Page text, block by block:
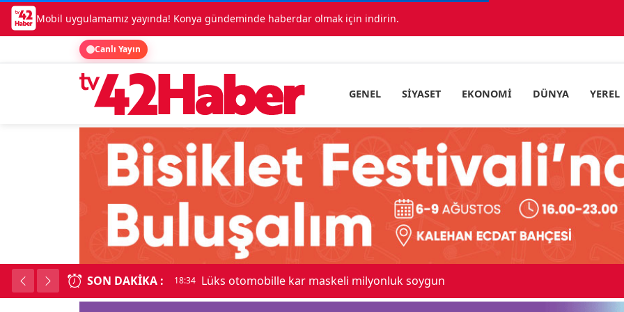
Mobil uygulamamız yayında! Konya gündeminde haberdar olmak için indirin.
Canlı Yayın
GENEL SIYASET EKONOMI DÜNYA YEREL
SON DAKIKA : 18:34 Lüks otomobille kar maskeli milyonluk soygun